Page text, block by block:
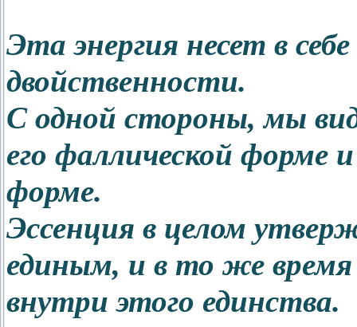
Эта энергия несет в
двойственности.
С одной стороны, мы
его фаллической форме
форме.
Эссенция в целом
единым, и в то же
внутри этого единства.